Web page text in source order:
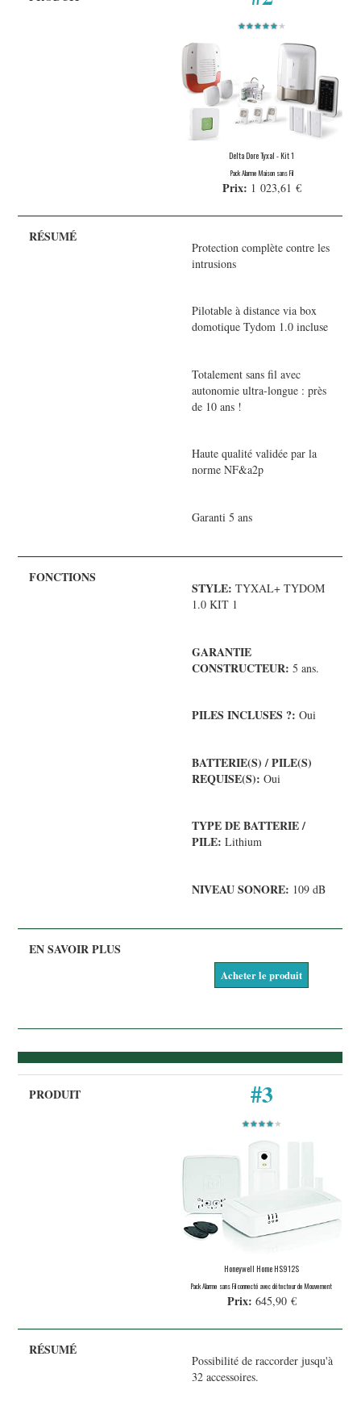
★★★★★★
Delta Dore Tyxal - Kit 1
Pack Alarme Maison sans Fil
Prix: 1 023,61 €
Protection complète contre les
intrusions
Pilotable à distance via box
domotique Tydom 1.0 incluse
Totalement sans fil avec
autonomie ultra-longue : près
de 10 ans !
Haute qualité validée par la
norme NF&a2p
Garanti 5 ans
STYLE: TYXAL+ TYDOM
1.0 KIT 1
GARANTIE
CONSTRUCTEUR: 5 ans.
PILES INCLUSES ?: Oui
BATTERIE(S) / PILE(S)
REQUISE(S): Oui
TYPE DE BATTERIE /
PILE: Lithium
NIVEAU SONORE: 109 dB
Acheter le produit
#3
★★★★★
Honeywell Home HS912S
Pack Alarme sans Fil connecté avec détecteur de Mouvement
Prix: 645,90 €
Possibilité de raccorder jusqu'à
32 accessoires.